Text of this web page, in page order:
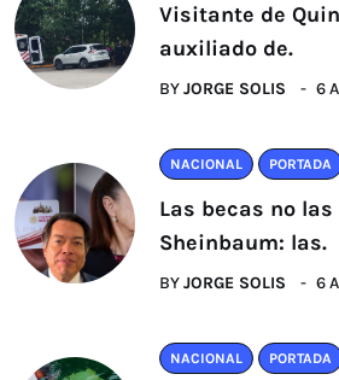
Visitante de
auxiliado de.
BYJORGE SOLIS 6
NACIONAL PORTADA
Las becas no
Sheinbaum: las.
BYJORGE SOLIS 6
NACIONAL PORTADA